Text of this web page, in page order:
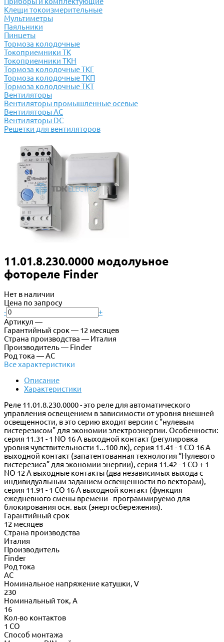
Клещи токоизмерительные
Мультиметры
Паяльники
Пинцеты
Тормоза колодочные
Токоприемники ТК
Токоприемники ТКН
Тормоза колодочные ТКГ
Тормоза колодочные ТКП
Тормоза колодочные ТКТ
Вентиляторы
Вентиляторы промышленные осевые
Вентиляторы АС
Вентиляторы DC
Решетки для вентиляторов
11.01.8.230.0000 модолуьное
фотореле Finder
Нет в наличии
Цена по запросу
-
+
Артикул —
Гарантийный срок — 12 месяцев
Страна производства — Италия
Производитель — Finder
Род тока — АС
Все характеристики
Описание
Характеристики
Реле 11.01.8.230.0000 - это реле для автоматического
управления освещением в зависимости от уровня внешней
освещенности, в это серию входит версии с "нулевым
гистерезисом" для экономии электроэнергии. Особенности:
серия 11.31 - 1 NO 16 A выходной контакт (регулировка
уровня чувствительности 1...100 лк), серия 11.41 - 1 CO 16 A
выходной контакт (запатентованная технология “Нулевого
гистерезиса” для экономии энергии), серия 11.42 - 1 CO + 1
NO 12 A выходные контакты (два независимых выхода с
индивидуальным заданием освещенности по векторам),
серия 11.91 - 1 CO 16 A выходной контакт (функция
ежедневного смены времени - программируемо для
блокирования осн. вых (энергосбережения).
Гарантийный срок
12 месяцев
Страна производства
Италия
Производитель
Finder
Род тока
АС
Номинальное напряжение катушки, V
230
Номинальный ток, А
16
Кол-во контактов
1 СО
Способ монтажа